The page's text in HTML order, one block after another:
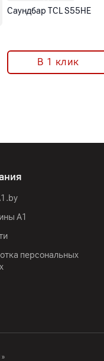
Саундбар TCL S55HE
В 1 клик
А1
персональных